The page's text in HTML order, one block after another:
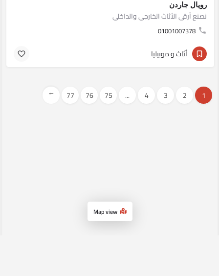
رويال جاردن
نصنع أرقى الأثاث الخارجي والداخلي
01001007378
أثاث و موبيليا
1
2
3
4
...
75
76
77
→
Map view